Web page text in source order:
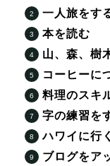
一人旅をす
本を読む
山、森、樹
コーヒーに
料理のスキ
字の練習を
ハワイに行く
ブログをア